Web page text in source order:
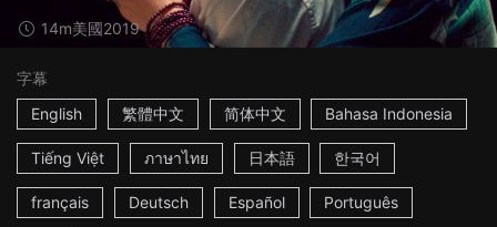
14m美國2019
字幕
English
繁體中文 简体中文 Bahasa Indonesia
Tiếng Việt ภาษาไทย 日本語 한국어
français Deutsch Español Português